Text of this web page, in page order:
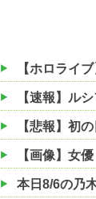
【ホロライ
【速報】ル
【画像】女
本日8/6の乃